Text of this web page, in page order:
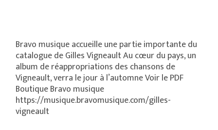
Bravo musique accueille une partie importante du
catalogue de Gilles Vigneault Au cœur du pays, un
album de réappropriations des chansons de
Vigneault, verra le jour à l’automne Voir le PDF
Boutique Bravo musique
https://musique.bravomusique.com/gilles-
vigneault